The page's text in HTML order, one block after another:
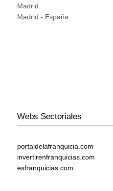
Madrid.
Madrid - España.
Webs Sectoriales
portaldelafranquicia.com
invertirenfranquicias.com
esfranquicias.com